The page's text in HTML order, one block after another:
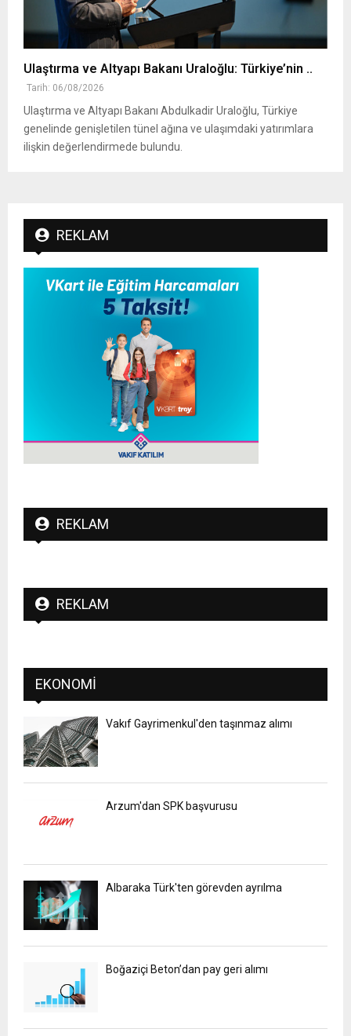
Ulaştırma ve Altyapı Bakanı Uraloğlu: Türkiye’nin ..
Tarih: 06/08/2026
Ulaştırma ve Altyapı Bakanı Abdulkadir Uraloğlu, Türkiye
genelinde genişletilen tünel ağına ve ulaşımdaki yatırımlara
ilişkin değerlendirmede bulundu.
REKLAM
REKLAM
REKLAM
EKONOMI
Vakıf Gayrimenkul'den taşınmaz alımı
Arzum'dan SPK başvurusu
Albaraka Türk'ten görevden ayrılma
Boğaziçi Beton’dan pay geri alımı